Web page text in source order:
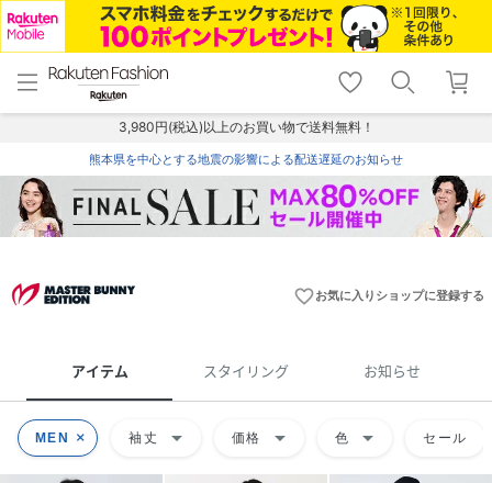
menu home
トップ
shopping_cart lock_outline
ログイン
3,980円(税込)以上のお買い物で送料無料！
熊本県を中心とする地震の影響による配送遅延のお知らせ
favorite_borderお気に入りショップに登録する
アイテム スタイリング お知らせ
MEN 袖丈 arrow_drop_down 価格 arrow_drop_down 色 arrow_drop_down セール